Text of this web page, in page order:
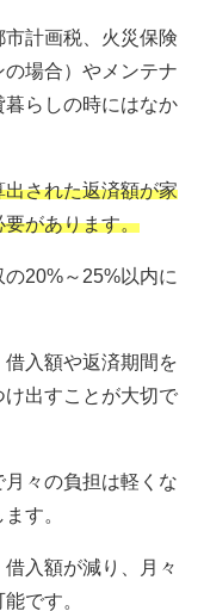
計画税、火災保険
場合）やメンテナ
らしの時にはなか
出された返済額が家
要があります。
20%～25%以内に
入額や返済期間を
出すことが大切で
々の負担は軽くな
す。
入額が減り、月々
です。